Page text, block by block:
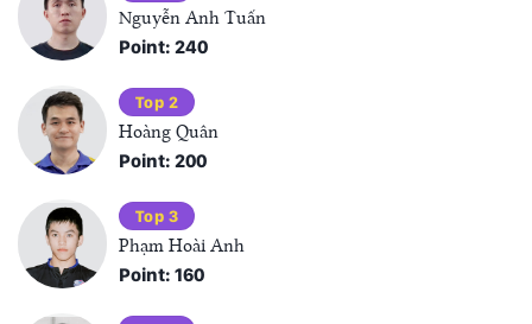
Nguyễn Anh Tuấn
Point: 240
Top 2
Hoàng Quân
Point: 200
Top 3
Phạm Hoài Anh
Point: 160